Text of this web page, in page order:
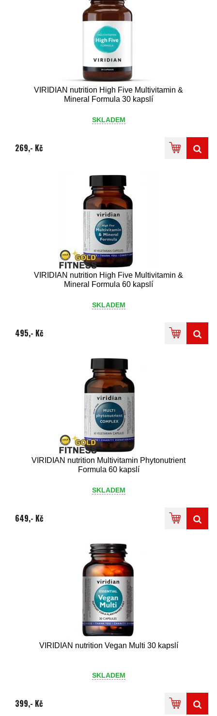
VIRIDIAN nutrition High Five Multivitamin &
Mineral Formula 30 kapslí
SKLADEM
269,- Kč
VIRIDIAN nutrition High Five Multivitamin &
Mineral Formula 60 kapslí
SKLADEM
495,- Kč
VIRIDIAN nutrition Multivitamin Phytonutrient
Formula 60 kapslí
SKLADEM
649,- Kč
VIRIDIAN nutrition Vegan Multi 30 kapslí
SKLADEM
399,- Kč